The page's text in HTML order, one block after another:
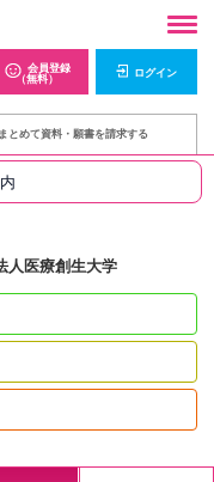
会員登録
（無料）
ログイン
まとめて資料・願書を請求する
人医療創生大学